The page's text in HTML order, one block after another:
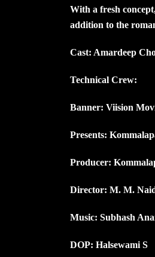
With a fresh
addition to the
Cast: Amardeep
Technical Crew:
Banner: Viision
Presents:
Producer:
Director: M. M.
Music: Subhash
DOP: Halsewami S